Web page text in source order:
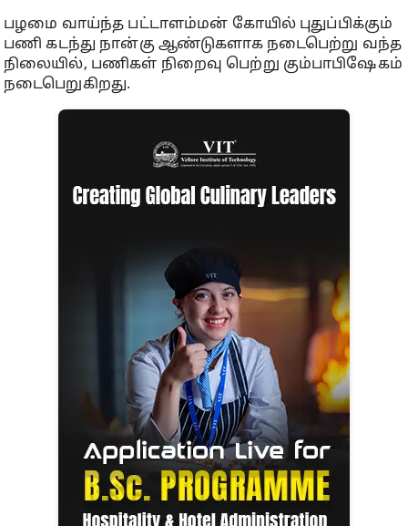
பழமை வாய்ந்த பட்டாளம்மன் கோயில் புதுப்பிக்கும்
பணி கடந்து நான்கு ஆண்டுகளாக நடைபெற்று வந்த
நிலையில், பணிகள் நிறைவு பெற்று கும்பாபிஷேகம்
நடைபெறுகிறது.